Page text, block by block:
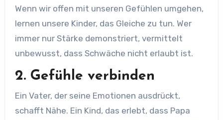
Wenn wir offen mit unseren Gefühlen umgehen,
lernen unsere Kinder, das Gleiche zu tun. Wer
immer nur Stärke demonstriert, vermittelt
unbewusst, dass Schwäche nicht erlaubt ist.
2. Gefühle verbinden
Ein Vater, der seine Emotionen ausdrückt,
schafft Nähe. Ein Kind, das erlebt, dass Papa